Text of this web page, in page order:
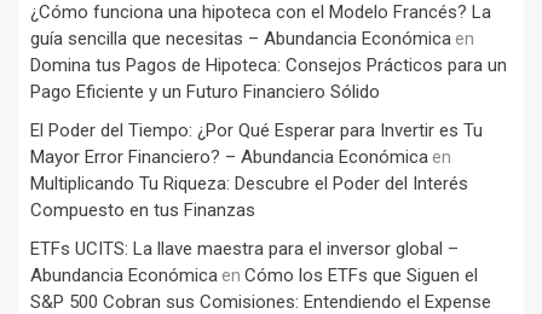
¿Cómo funciona una hipoteca con el Modelo Francés? La
guía sencilla que necesitas – Abundancia Económica en
Domina tus Pagos de Hipoteca: Consejos Prácticos para un
Pago Eficiente y un Futuro Financiero Sólido
El Poder del Tiempo: ¿Por Qué Esperar para Invertir es Tu
Mayor Error Financiero? – Abundancia Económica en
Multiplicando Tu Riqueza: Descubre el Poder del Interés
Compuesto en tus Finanzas
ETFs UCITS: La llave maestra para el inversor global –
Abundancia Económica en Cómo los ETFs que Siguen el
S&P 500 Cobran sus Comisiones: Entendiendo el Expense